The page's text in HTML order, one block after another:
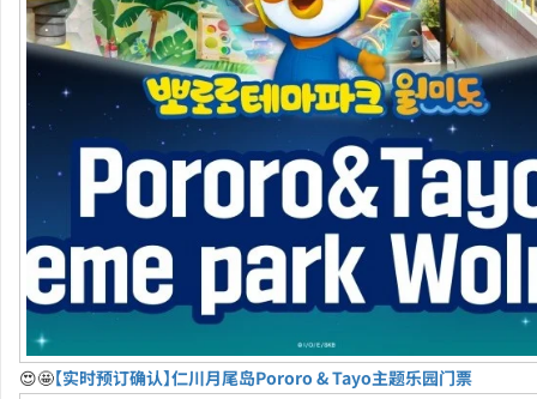
😍🤩【实时预订确认】仁川月尾岛Pororo & Tayo主题乐园门票